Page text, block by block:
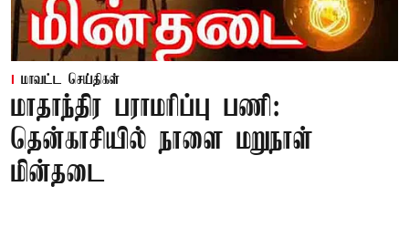
மாவட்ட செய்திகள்
மாதாந்திர பராமரிப்பு பணி:
தென்காசியில் நாளை மறுநாள்
மின்தடை